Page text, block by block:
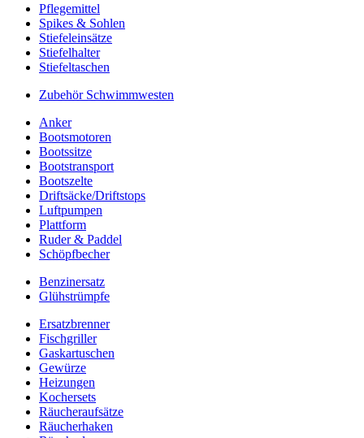
Pflegemittel
Spikes & Sohlen
Stiefeleinsätze
Stiefelhalter
Stiefeltaschen
Zubehör Schwimmwesten
Anker
Bootsmotoren
Bootssitze
Bootstransport
Bootszelte
Driftsäcke/Driftstops
Luftpumpen
Plattform
Ruder & Paddel
Schöpfbecher
Benzinersatz
Glühstrümpfe
Ersatzbrenner
Fischgriller
Gaskartuschen
Gewürze
Heizungen
Kochersets
Räucheraufsätze
Räucherhaken